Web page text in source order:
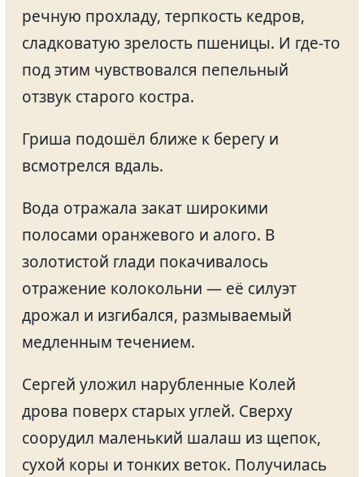
речную прохладу, терпкость кедров,
сладковатую зрелость пшеницы. И где-то
под этим чувствовался пепельный
отзвук старого костра.
Гриша подошёл ближе к берегу и
всмотрелся вдаль.
Вода отражала закат широкими
полосами оранжевого и алого. В
золотистой глади покачивалось
отражение колокольни — её силуэт
дрожал и изгибался, размываемый
медленным течением.
Сергей уложил нарубленные Колей
дрова поверх старых углей. Сверху
соорудил маленький шалаш из щепок,
сухой коры и тонких веток. Получилась